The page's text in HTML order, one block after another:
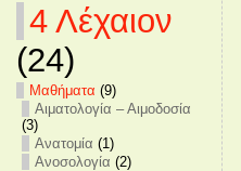
4 Λέχαιον
(24)
Mαθήματα (9)
Αιματολογία – Αιμοδοσία
(3)
Ανατομία (1)
Ανοσολογία (2)